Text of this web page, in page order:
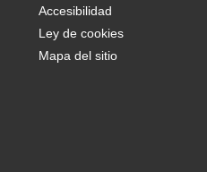
Accesibilidad
Ley de cookies
Mapa del sitio